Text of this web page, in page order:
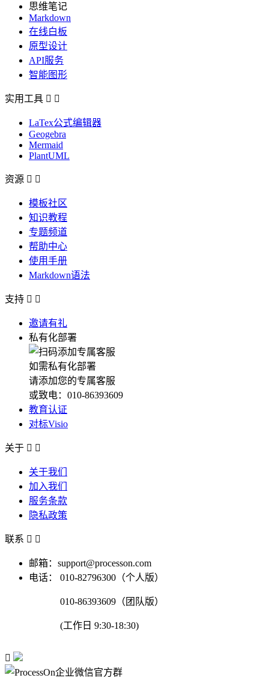
思维笔记
Markdown
在线白板
原型设计
API服务
智能图形
实用工具  
LaTex公式编辑器
Geogebra
Mermaid
PlantUML
资源  
模板社区
知识教程
专题频道
帮助中心
使用手册
Markdown语法
支持  
邀请有礼
私有化部署
如需私有化部署
请添加您的专属客服
或致电：010-86393609
教育认证
对标Visio
关于  
关于我们
加入我们
服务条款
隐私政策
联系  
邮箱：support@processon.com
电话：
010-82796300（个人版）
010-86393609（团队版）
(工作日 9:30-18:30)
